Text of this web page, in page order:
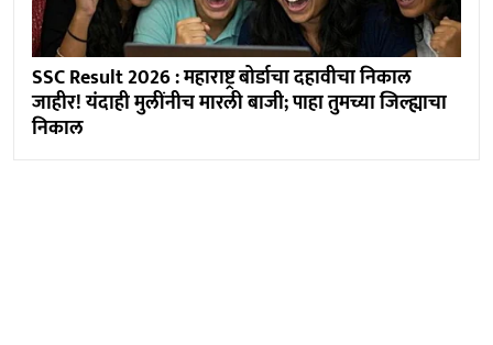
SSC Result 2026 : महाराष्ट्र बोर्डाचा दहावीचा निकाल
जाहीर! यंदाही मुलींनीच मारली बाजी; पाहा तुमच्या जिल्ह्याचा
निकाल